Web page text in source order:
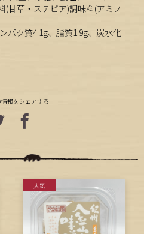
甘草・ステビア)調味料(アミノ
パク質4.1g、脂質1.9g、炭水化
報をシェアする